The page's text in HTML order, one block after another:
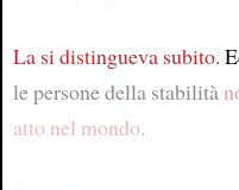
La si distingueva subito.
le persone della stabilità
atto nel mondo.